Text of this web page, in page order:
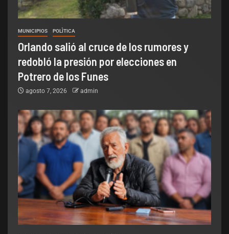
MUNICIPIOS POLÌTICA
Orlando salió al cruce de los rumores y
redobló la presión por elecciones en
Potrero de los Funes
agosto 7, 2026 admin